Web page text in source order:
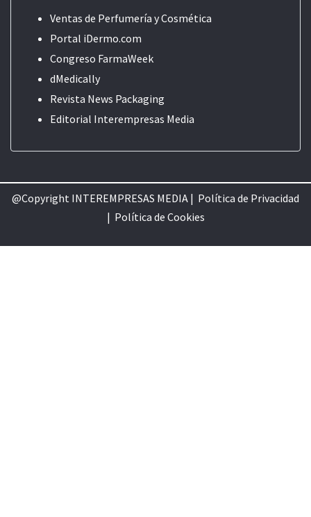
Ventas de Perfumería y Cosmética
Portal iDermo.com
Congreso FarmaWeek
dMedically
Revista News Packaging
Editorial Interempresas Media
@Copyright INTEREMPRESAS MEDIA | Política de Privacidad
| Política de Cookies